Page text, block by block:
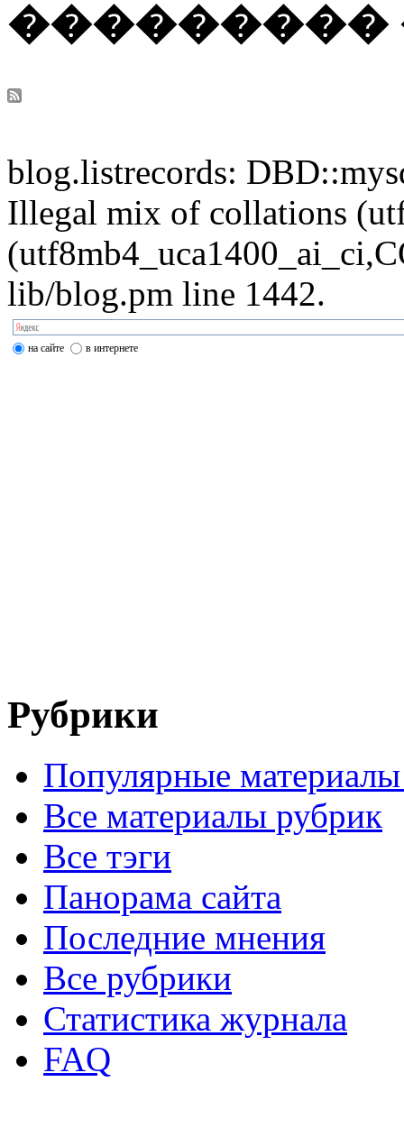
���������
blog.listrecords:
Illegal mix of collations
lib/blog.pm line 1442.
на сайте в интернете
Рубрики
Популярные
Все материалы рубрик
Все тэги
Панорама сайта
Последние мнения
Все рубрики
Статистика журнала
FAQ